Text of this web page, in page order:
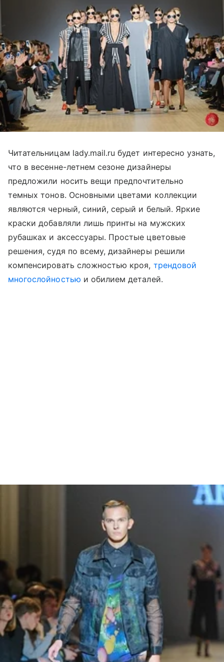
Читательницам lady.mail.ru будет интересно узнать,
что в весенне-летнем сезоне дизайнеры
предложили носить вещи предпочтительно
темных тонов. Основными цветами коллекции
являются черный, синий, серый и белый. Яркие
краски добавляли лишь принты на мужских
рубашках и аксессуары. Простые цветовые
решения, судя по всему, дизайнеры решили
компенсировать сложностью кроя, трендовой
многослойностью и обилием деталей.